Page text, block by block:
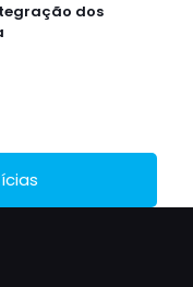
dos